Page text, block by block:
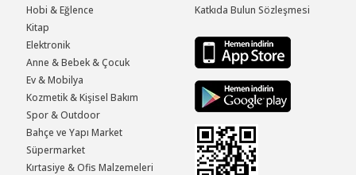
Hobi & Eğlence
Kitap
Elektronik
Anne & Bebek & Çocuk
Ev & Mobilya
Kozmetik & Kişisel Bakım
Spor & Outdoor
Bahçe ve Yapı Market
Süpermarket
Kırtasiye & Ofis Malzemeleri
Katkıda Bulun Sözleşmesi